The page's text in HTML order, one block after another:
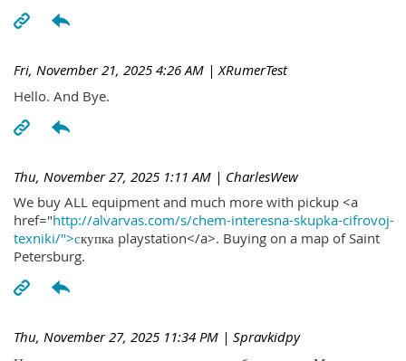
Fri, November 21, 2025 4:26 AM | XRumerTest
Hello. And Bye.
Thu, November 27, 2025 1:11 AM | CharlesWew
We buy ALL equipment and much more with pickup <a
href="http://alvarvas.com/s/chem-interesna-skupka-cifrovoj-
texniki/">скупка playstation</a>. Buying on a map of Saint
Petersburg.
Thu, November 27, 2025 11:34 PM | Spravkidpy